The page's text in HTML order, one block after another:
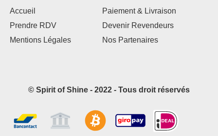
Accueil
Paiement & Livraison
Prendre RDV
Devenir Revendeurs
Mentions Légales
Nos Partenaires
© Spirit of Shine - 2022 - Tous droit réservés